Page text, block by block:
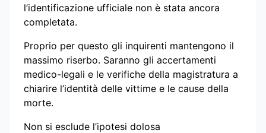
l’identificazione ufficiale non è stata ancora
completata.
Proprio per questo gli inquirenti mantengono il
massimo riserbo. Saranno gli accertamenti
medico-legali e le verifiche della magistratura a
chiarire l’identità delle vittime e le cause della
morte.
Non si esclude l’ipotesi dolosa